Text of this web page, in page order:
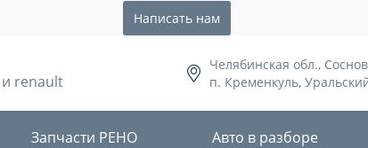
Написать нам
и renault
Челябинская обл.,
п. Кременкуль,
Запчасти РЕНО Авто в разборе